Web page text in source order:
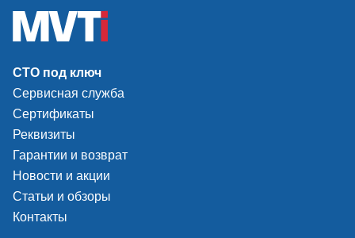
СТО под ключ
Сервисная служба
Сертификаты
Реквизиты
Гарантии и возврат
Новости и акции
Статьи и обзоры
Контакты